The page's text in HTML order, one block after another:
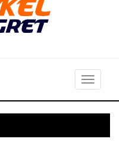
Toggle
navigation